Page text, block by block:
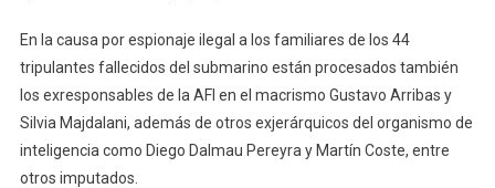
En la causa por espionaje ilegal a los familiares de los 44
tripulantes fallecidos del submarino están procesados también
los exresponsables de la AFI en el macrismo Gustavo Arribas y
Silvia Majdalani, además de otros exjerárquicos del organismo de
inteligencia como Diego Dalmau Pereyra y Martín Coste, entre
otros imputados.